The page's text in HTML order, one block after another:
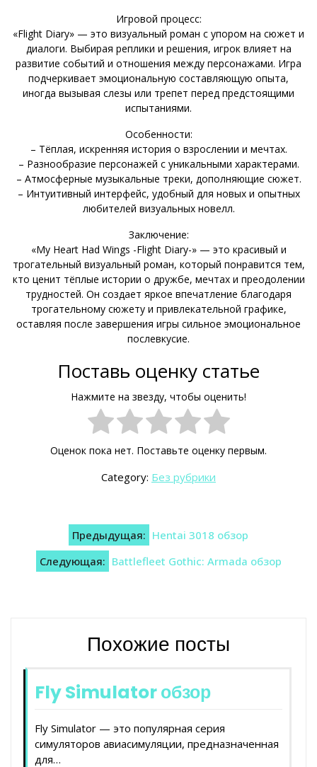
Игровой процесс:
«Flight Diary» — это визуальный роман с упором на сюжет и
диалоги. Выбирая реплики и решения, игрок влияет на
развитие событий и отношения между персонажами. Игра
подчеркивает эмоциональную составляющую опыта,
иногда вызывая слезы или трепет перед предстоящими
испытаниями.
Особенности:
– Тёплая, искренняя история о взрослении и мечтах.
– Разнообразие персонажей с уникальными характерами.
– Атмосферные музыкальные треки, дополняющие сюжет.
– Интуитивный интерфейс, удобный для новых и опытных
любителей визуальных новелл.
Заключение:
«My Heart Had Wings -Flight Diary-» — это красивый и
трогательный визуальный роман, который понравится тем,
кто ценит тёплые истории о дружбе, мечтах и преодолении
трудностей. Он создает яркое впечатление благодаря
трогательному сюжету и привлекательной графике,
оставляя после завершения игры сильное эмоциональное
послевкусие.
Поставь оценку статье
Нажмите на звезду, чтобы оценить!
Оценок пока нет. Поставьте оценку первым.
Category: Без рубрики
Навигация
записям
Предыдущая: Hentai 3018 обзор
Следующая: Battlefleet Gothic: Armada обзор
Похожие посты
Fly Simulator обзор
Fly Simulator — это популярная серия
симуляторов авиасимуляции, предназначенная
для…